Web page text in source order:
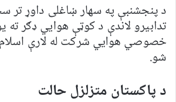
د پنجشنبې په سهار ښاغلی داوړ تر
تدابیرو لاندې د کوټې هوايي ډګر
خصوصي هوايي شرکت له لارې اسلام
شو.
د پاکستان متزلزل حالت